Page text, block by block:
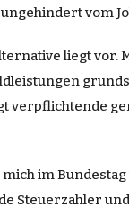
vom
liegt vor.
verpflichtende
im
Steuerzahler